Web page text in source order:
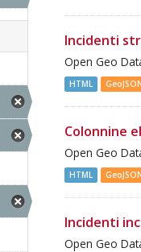
Incidenti
Open Geo
HTML
Colonnine
Open Geo
HTML
Incidenti
Open Geo